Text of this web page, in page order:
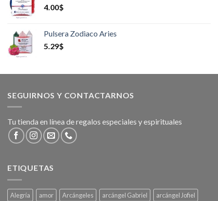
4.00$
Pulsera Zodiaco Aries
5.29$
SEGUIRNOS Y CONTACTARNOS
Tu tienda en línea de regalos especiales y espirituales
ETIQUETAS
Alegría amor Arcángeles arcángel Gabriel
arcángel Jofiel